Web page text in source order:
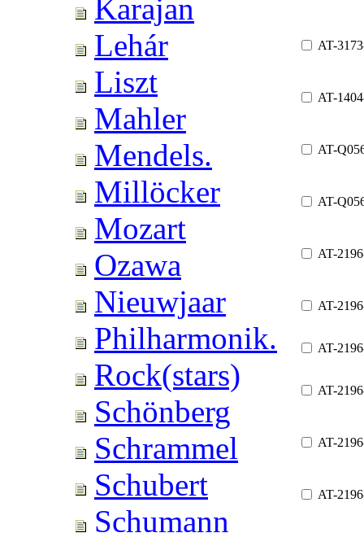
Karajan
Lehár
Liszt
Mahler
Mendels.
Millöcker
Mozart
Ozawa
Nieuwjaar
Philharmonik.
Rock(stars)
Schönberg
Schrammel
Schubert
Schumann
AT-
AT-
AT-
AT-
AT-
AT-
AT-
AT-
AT-
AT-